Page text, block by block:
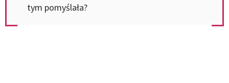
tym pomyślała?